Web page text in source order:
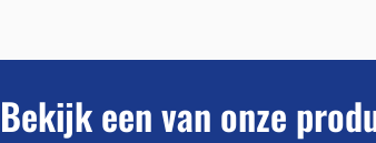
Bekijk een van onze